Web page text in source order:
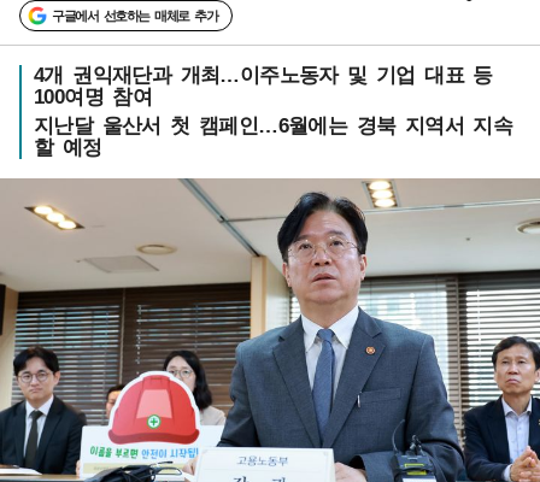
구글에서 선호하는 매체로 추가
4개 권익재단과 개최…이주노동자 및 기업 대표 등
100여명 참여
지난달 울산서 첫 캠페인…6월에는 경북 지역서 지속
할 예정